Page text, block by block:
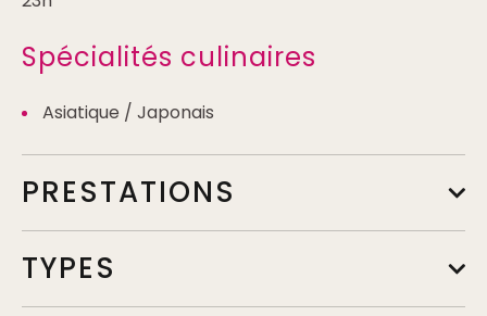
Spécialités culinaires
Asiatique / Japonais
PRESTATIONS
TYPES